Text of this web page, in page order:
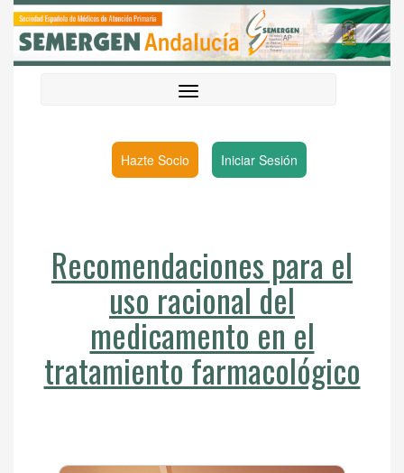
Hazte Socio Iniciar Sesión
Recomendaciones para el
uso racional del
medicamento en el
tratamiento farmacológico